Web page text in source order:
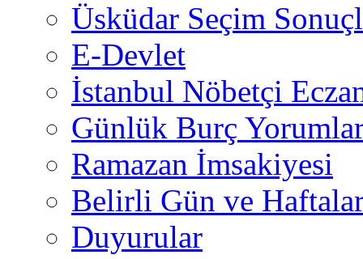
Üsküdar Seçim
E-Devlet
İstanbul Nöbetçi
Günlük Burç
Ramazan İmsakiyesi
Belirli Gün ve
Duyurular